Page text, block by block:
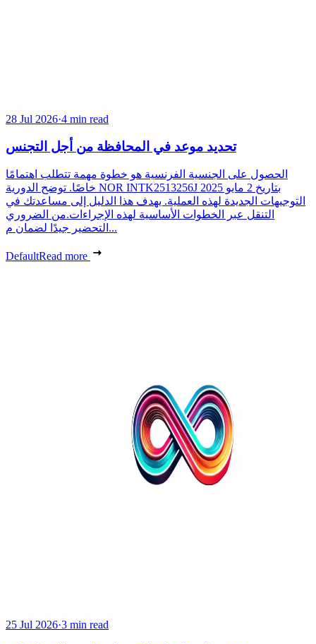
28 Jul 2026·4 min read
تحديد موعد في المحافظة من أجل التجنس
الحصول على الجنسية الفرنسية هو خطوة مهمة تتطلب اهتمامًا
خاصًا. توضح الدورية NOR INTK2513256J بتاريخ 2 مايو 2025
التوجيهات الجديدة لهذه العملية. يهدف هذا الدليل إلى مساعدتك في
التنقل عبر الخطوات الأساسية لهذه الإجراءات.من الضروري
التحضير جيدًا لضمان م...
DefaultRead more
25 Jul 2026·3 min read